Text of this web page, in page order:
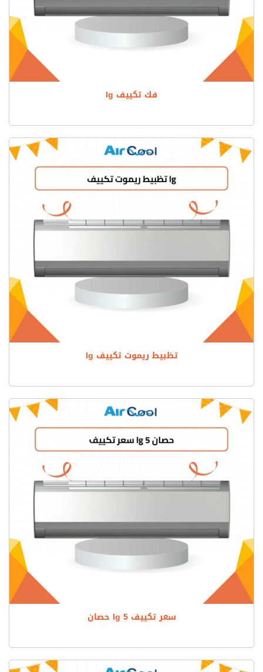
فك تكييف lg
تظبيط ريموت تكييف lg
سعر تكييف lg 5 حصان